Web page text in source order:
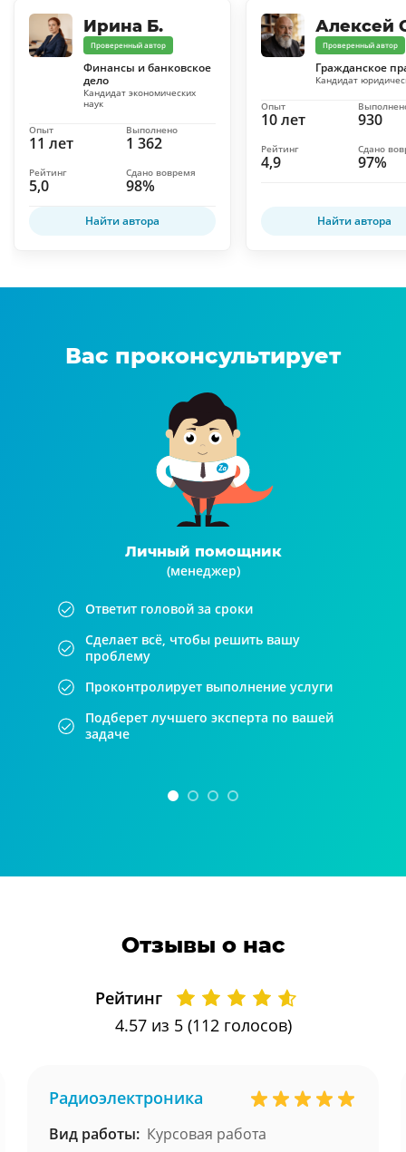
Ирина Б.
Проверенный автор
Финансы и банковское
дело
Кандидат экономических
наук
11 лет
Опыт
1 362
Выполнено
5,0
Рейтинг
98%
Сдано вовремя
Найти автора
Алексей
Проверенный автор
Гражданское
Кандидат
10 лет
Опыт
930
4,9
Рейтинг
97%
Сдано
Найти автора
Вас проконсультирует
Личный помощник
(менеджер)
Ответит головой за сроки
Сделает всё, чтобы решить вашу
проблему
Проконтролирует выполнение услуги
Подберет лучшего эксперта по вашей
задаче
Отзывы о нас
Рейтинг
4.57из 5 (112 голосов)
Радиоэлектроника
Вид работы: Курсовая работа